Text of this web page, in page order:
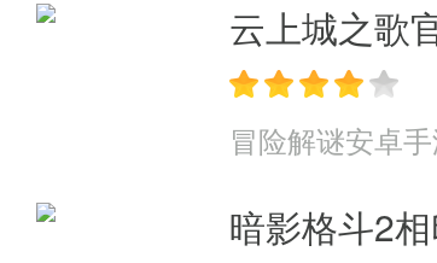
云上城之歌
冒险解谜安卓
暗影格斗2